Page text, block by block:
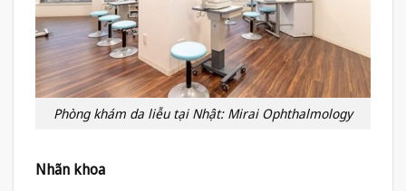
Phòng khám da liễu tại Nhật: Mirai Ophthalmology
Nhãn khoa